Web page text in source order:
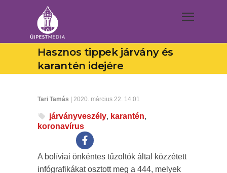
Hasznos tippek járvány és
karantén idejére
Tari Tamás | 2020. március 22. 14:01
járványveszély, karantén,
koronavírus
A bolíviai önkéntes tűzoltók által közzétett
infógrafikákat osztott meg a 444, melyek